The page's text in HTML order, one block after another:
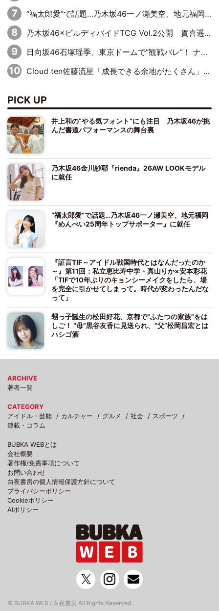
“福太郎愛”で話題…乃木坂46一ノ瀬美空、地元福岡『めんべい25周年トップサポーター』に就任
乃木坂46×ビルディバイドTCG Vol.2公開 賀喜遥香＆田村真佑が『京まふ』ステージに登壇
日向坂46石塚瑶季、東京ドームで“観戦バレ”！ ナイツ・塙も認めた「巨人に詳しすぎるアイドル」は元VENUSスクール生で杉内コーチ推し⁉
Cloud ten佐藤流星「成長できる余地がたくさん」、本田高優「何度見ても飽きない公演に」
PICK UP
井上和の“やる気フォント”にも注目 乃木坂46が挑
んだ書道パフォーマンスの舞台裏
乃木坂46金川紗耶『rienda』26AW LOOKモデル
に就任
“福太郎愛”で話題…乃木坂46一ノ瀬美空、地元福岡
『めんべい25周年トップサポーター』に就任
『証言TIF～アイドル戦国時代とはなんだったのか
～』第11回：私立恵比寿中学・真山りか×安本彩花
「TIFで10年ぶりのキョンシーメイクをしたら、場
を完全に引かせてしまって。時代が変わったんだな
って」
甥っ子誕生の松田好花、京都で“ふたつの家族”をは
しご！ “母”黒谷友香に見送られ、“父”松岡昌宏とは
ハシゴ酒
ARCHIVE
著者一覧
CATEGORY
アイドル・芸能
カルチャー グルメ 社会
スポーツ
連載・コラム
BUBKA WEBとは
会社概要
著作権/免責事項について
お問い合わせ
白夜書房の個人情報保護方針について
プライバシーポリシー
Cookieポリシー
AIポリシー
© BUBKA WEB / 白夜書房 All Rights Reserved.